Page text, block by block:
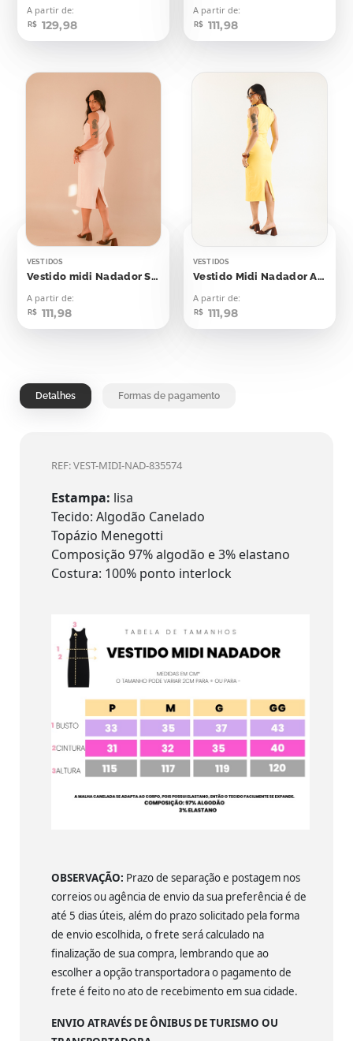
A partir de:
R$ 129,98
A partir de:
R$ 111,98
VESTIDOS
Vestido midi Nadador Soft Peach
A partir de:
R$ 111,98
VESTIDOS
Vestido Midi Nadador Amarelo Emoji
A partir de:
R$ 111,98
Detalhes Formas de pagamento
REF: VEST-MIDI-NAD-835574
Estampa: lisa
Tecido: Algodão Canelado
Topázio Menegotti
Composição 97% algodão e 3% elastano
Costura: 100% ponto interlock
OBSERVAÇÃO: Prazo de separação e postagem nos
correios ou agência de envio da sua preferência é de
até 5 dias úteis, além do prazo solicitado pela forma
de envio escolhida, o frete será calculado na
finalização de sua compra, lembrando que ao
escolher a opção transportadora o pagamento de
frete é feito no ato de recebimento em sua cidade.
ENVIO ATRAVÉS DE ÔNIBUS DE TURISMO OU